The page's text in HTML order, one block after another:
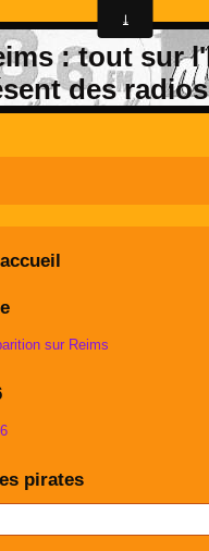
: tout sur
des
la FM rémoise
sur Reims
pirates